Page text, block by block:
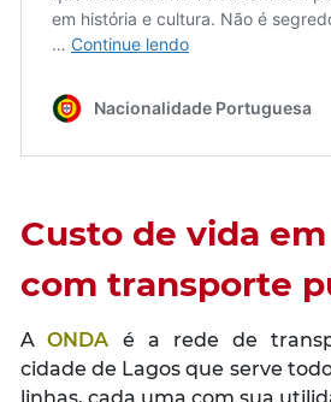
Custo de vida
com transporte
AONDA
é a rede de
cidade de Lagos que serve